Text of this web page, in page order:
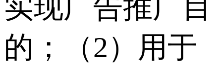
实现广告推广目
的；（2）用于